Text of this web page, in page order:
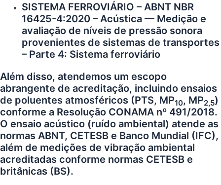
SISTEMA FERROVIÁRIO – ABNT NBR
16425-4:2020 – Acústica — Medição e
avaliação de níveis de pressão sonora
provenientes de sistemas de transportes
– Parte 4: Sistema ferroviário
Além disso, atendemos um escopo
abrangente de acreditação, incluindo ensaios
de poluentes atmosféricos (PTS, MP10, MP2,5)
conforme a Resolução CONAMA nº 491/2018.
O ensaio acústico (ruído ambiental) atende as
normas ABNT, CETESB e Banco Mundial (IFC),
além de medições de vibração ambiental
acreditadas conforme normas CETESB e
britânicas (BS).